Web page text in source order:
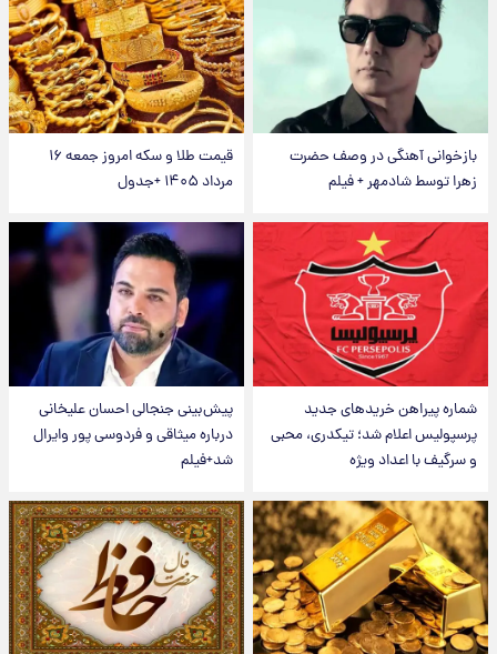
بازخوانی آهنگی در وصف حضرت
زهرا توسط شادمهر + فیلم
قیمت طلا و سکه امروز جمعه ۱۶
مرداد ۱۴۰۵ +جدول
شماره پیراهن خریدهای جدید
پرسپولیس اعلام شد؛ تیکدری، محبی
و سرگیف با اعداد ویژه
پیش‌بینی جنجالی احسان علیخانی
درباره میثاقی و فردوسی پور وایرال
شد+فیلم